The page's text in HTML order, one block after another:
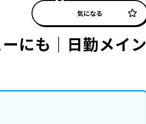
気になる
にも｜日勤メイン